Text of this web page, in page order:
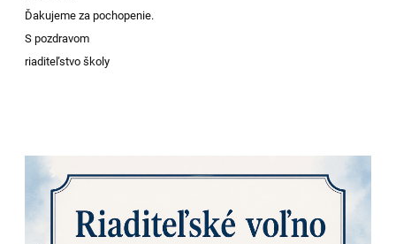
Ďakujeme za pochopenie.
S pozdravom
riaditeľstvo školy